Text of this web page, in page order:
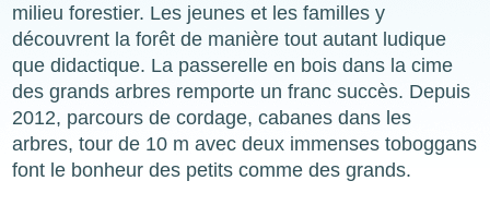
milieu forestier. Les jeunes et les familles y
découvrent la forêt de manière tout autant ludique
que didactique. La passerelle en bois dans la cime
des grands arbres remporte un franc succès. Depuis
2012, parcours de cordage, cabanes dans les
arbres, tour de 10 m avec deux immenses toboggans
font le bonheur des petits comme des grands.